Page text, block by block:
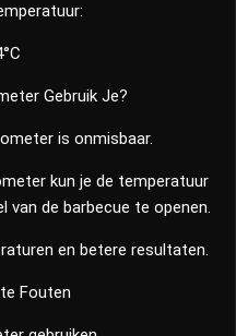
Gebruik Je?
is onmisbaar.
kun je de temperatuur
van de barbecue te openen.
en betere resultaten.
Fouten